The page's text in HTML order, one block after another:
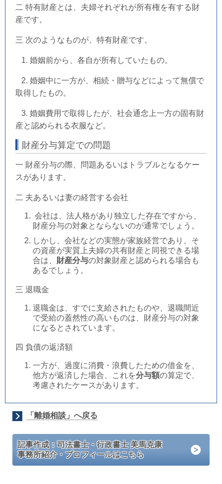
二 特有財産とは、夫婦それぞれが所有権を有する財
産です。
三 次のようなものが、特有財産です。
1. 婚姻前から、各自が所有していたもの。
2. 婚姻中に一方が、相続・贈与などによって無償で
取得したもの。
3. 婚姻費用で取得したが、社会通念上一方の固有財
産と認められる衣服など。
財産分与算定での問題
一 財産分与の際、問題あるいはトラブルとなるケー
スがあります。
二 夫あるいは妻の経営する会社
会社は、法人格があり独立した存在ですから、
財産分与の対象とならないのが通常でしょう。
しかし、会社などの実態が家族経営であり、そ
の資産が実質上夫婦の共有財産と同視できる場
合は、 財産分与の対象財産と認められる場合も
あるでしょう。
三 退職金
退職金は、すでに支給されたものや、退職間近
で受給の蓋然性の高いものは、財産分与の対象
になるとされています。
四 負債の返済額
一方が、過度に消費・浪費したための借金を、
他方が返済した場合、これを分与額の算定で、
考慮されたケースがあります。
「離婚相談」へ戻る
記事作成：司法書士・行政書士 美馬克康
事務所紹介・プロフィールはこちら